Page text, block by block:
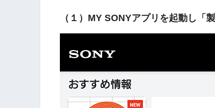
（１）MY SONYアプリを起動し「